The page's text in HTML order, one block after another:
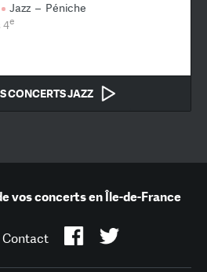
Jazz – Péniche
4e
CONCERTS JAZZ
vos concerts en Île-de-France
Contact